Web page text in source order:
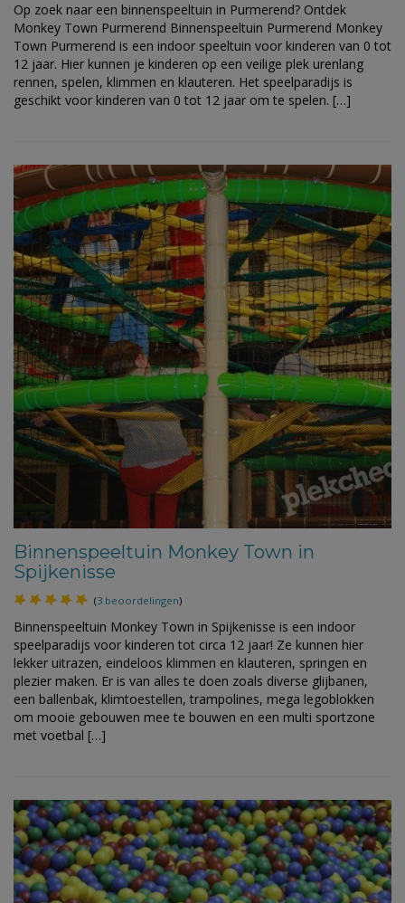
Op zoek naar een binnenspeeltuin in Purmerend? Ontdek
Monkey Town Purmerend Binnenspeeltuin Purmerend Monkey
Town Purmerend is een indoor speeltuin voor kinderen van 0 tot
12 jaar. Hier kunnen je kinderen op een veilige plek urenlang
rennen, spelen, klimmen en klauteren. Het speelparadijs is
geschikt voor kinderen van 0 tot 12 jaar om te spelen. […]
Binnenspeeltuin Monkey Town in
Spijkenisse
(3 beoordelingen)
Binnenspeeltuin Monkey Town in Spijkenisse is een indoor
speelparadijs voor kinderen tot circa 12 jaar! Ze kunnen hier
lekker uitrazen, eindeloos klimmen en klauteren, springen en
plezier maken. Er is van alles te doen zoals diverse glijbanen,
een ballenbak, klimtoestellen, trampolines, mega legoblokken
om mooie gebouwen mee te bouwen en een multi sportzone
met voetbal […]